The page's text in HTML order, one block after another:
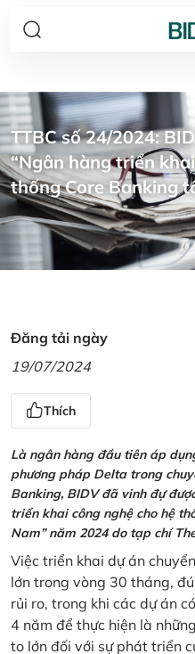
TTBC số 24/2024:
“Ngân hàng triển
thống Core Banking
Đăng tải ngày
19/07/2024
Thích
Là ngân hàng đầu tiên áp
phương pháp Delta trong
Banking, BIDV đã vinh đự
triển khai công nghệ cho hệ
Nam” năm 2024 do tạp chí
Việc triển khai dự án
lớn trong vòng 30 tháng,
rủi ro, trong khi các dự án
4 năm để thực hiện là
to lớn đối với sự phát triển